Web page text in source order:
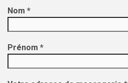
Nom *
Prénom *